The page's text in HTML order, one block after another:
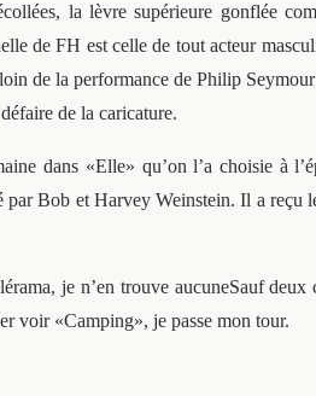
la lèvre supérieure gonflée
de FH est celle de tout acteur
de la performance de Philip
de la caricature.
dans «Elle» qu’on l’a choisie à
Bob et Harvey Weinstein. Il a
je n’en trouve aucuneSauf
voir «Camping», je passe mon tour.